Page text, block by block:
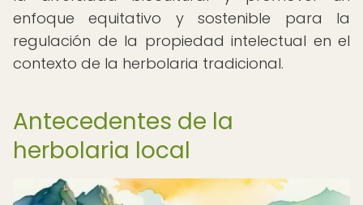
enfoque equitativo y sostenible para la
regulación de la propiedad intelectual en el
contexto de la herbolaria tradicional.
Antecedentes de la
herbolaria local